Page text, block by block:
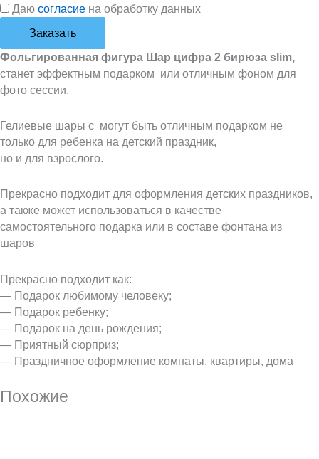
Даю согласие на обработку данных
Заказать
Фольгированная фигура Шар цифра 2 бирюза slim,
станет эффектным подарком или отличным фоном для
фото сессии.
Гелиевые шары с могут быть отличным подарком не
только для ребенка на детский праздник,
но и для взрослого.
Прекрасно подходит для оформления детских праздников,
а также может использоваться в качестве
самостоятельного подарка или в составе фонтана из
шаров
Прекрасно подходит как:
— Подарок любимому человеку;
— Подарок ребенку;
— Подарок на день рождения;
— Приятный сюрприз;
— Праздничное оформление комнаты, квартиры, дома
Похожие